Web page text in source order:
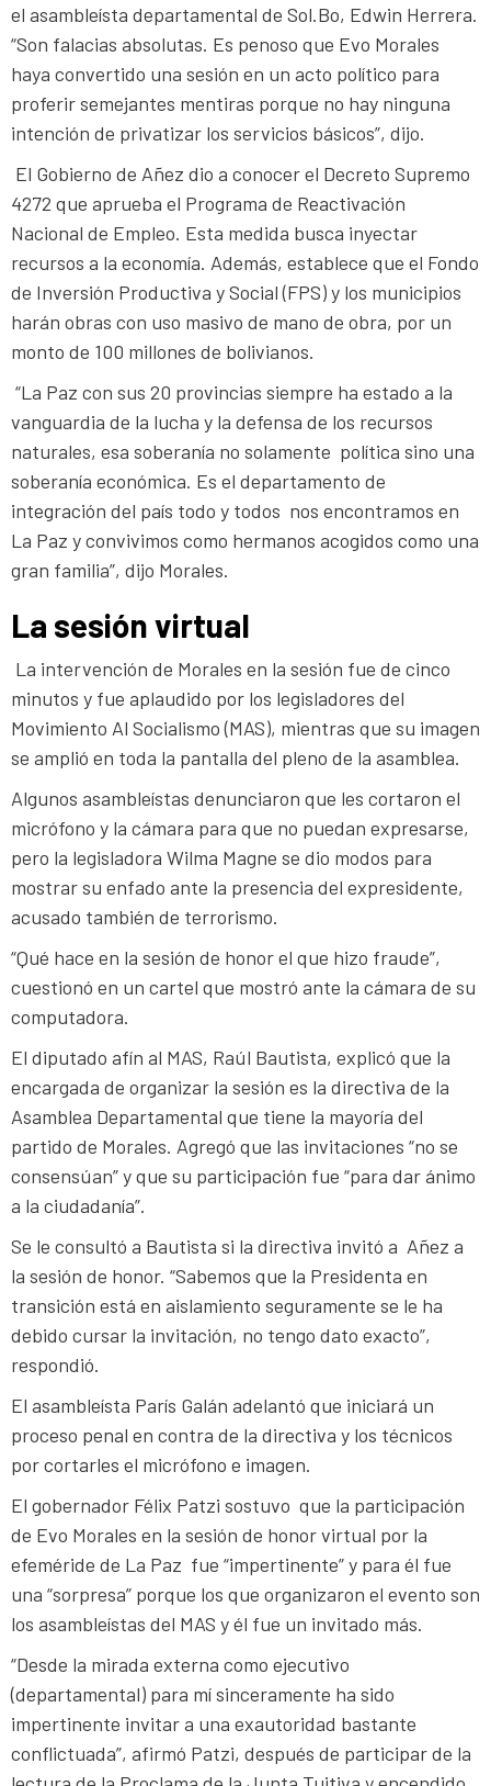
el asambleísta departamental de Sol.Bo, Edwin Herrera.
“Son falacias absolutas. Es penoso que Evo Morales
haya convertido una sesión en un acto político para
proferir semejantes mentiras porque no hay ninguna
intención de privatizar los servicios básicos”, dijo.
El Gobierno de Añez dio a conocer el Decreto Supremo
4272 que aprueba el Programa de Reactivación
Nacional de Empleo. Esta medida busca inyectar
recursos a la economía. Además, establece que el Fondo
de Inversión Productiva y Social (FPS) y los municipios
harán obras con uso masivo de mano de obra, por un
monto de 100 millones de bolivianos.
“La Paz con sus 20 provincias siempre ha estado a la
vanguardia de la lucha y la defensa de los recursos
naturales, esa soberanía no solamente política sino una
soberanía económica. Es el departamento de
integración del país todo y todos nos encontramos en
La Paz y convivimos como hermanos acogidos como una
gran familia”, dijo Morales.
La sesión virtual
La intervención de Morales en la sesión fue de cinco
minutos y fue aplaudido por los legisladores del
Movimiento Al Socialismo (MAS), mientras que su imagen
se amplió en toda la pantalla del pleno de la asamblea.
Algunos asambleístas denunciaron que les cortaron el
micrófono y la cámara para que no puedan expresarse,
pero la legisladora Wilma Magne se dio modos para
mostrar su enfado ante la presencia del expresidente,
acusado también de terrorismo.
“Qué hace en la sesión de honor el que hizo fraude”,
cuestionó en un cartel que mostró ante la cámara de su
computadora.
El diputado afín al MAS, Raúl Bautista, explicó que la
encargada de organizar la sesión es la directiva de la
Asamblea Departamental que tiene la mayoría del
partido de Morales. Agregó que las invitaciones “no se
consensúan” y que su participación fue “para dar ánimo
a la ciudadanía”.
Se le consultó a Bautista si la directiva invitó a Añez a
la sesión de honor. “Sabemos que la Presidenta en
transición está en aislamiento seguramente se le ha
debido cursar la invitación, no tengo dato exacto”,
respondió.
El asambleísta París Galán adelantó que iniciará un
proceso penal en contra de la directiva y los técnicos
por cortarles el micrófono e imagen.
El gobernador Félix Patzi sostuvo que la participación
de Evo Morales en la sesión de honor virtual por la
efeméride de La Paz fue “impertinente” y para él fue
una “sorpresa” porque los que organizaron el evento son
los asambleístas del MAS y él fue un invitado más.
“Desde la mirada externa como ejecutivo
(departamental) para mí sinceramente ha sido
impertinente invitar a una exautoridad bastante
conflictuada”, afirmó Patzi, después de participar de la